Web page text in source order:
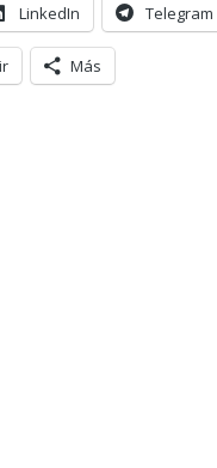
LinkedIn Telegram
Más